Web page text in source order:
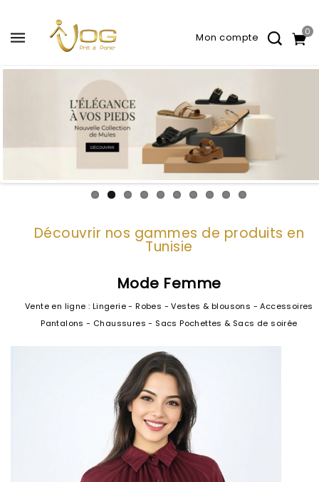
0
Découvrir nos gammes de produits en
Tunisie
Mode Femme
Vente en ligne : Lingerie - Robes - Vestes & blousons - Accessoires
Pantalons - Chaussures - Sacs Pochettes & Sacs de soirée